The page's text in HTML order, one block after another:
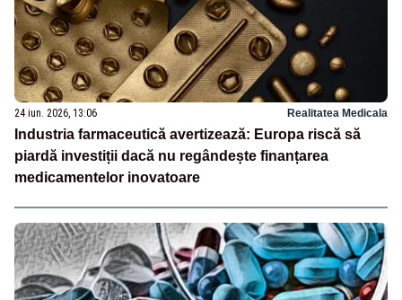
24 iun. 2026, 13:06 Realitatea Medicala
Industria farmaceutică avertizează: Europa riscă să
piardă investiții dacă nu regândește finanțarea
medicamentelor inovatoare